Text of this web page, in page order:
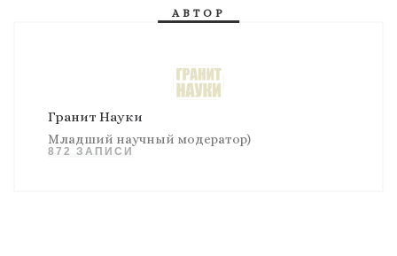
АВТОР
Гранит Науки
Младший научный модератор)
872 ЗАПИСИ